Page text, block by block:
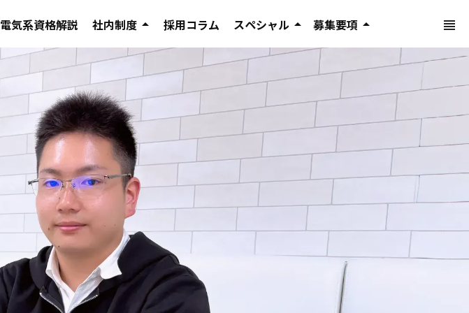
電気系資格解説 社内制度arrow_drop_up
教育制度
評価制度
福利厚生
採用コラム スペシャルarrow_drop_up
マイナビでアクセスNo.1になった理由
インターンシップ特設ページ
資格取得特設ページ
マイナビ2028 ショート動画
募集要項 arrow_drop_up
新卒採用募集要項
キャリア採用募集要項
view_headline